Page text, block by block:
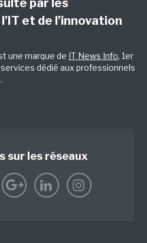
par les
et de l’innovation
une marque de IT News Info, 1er
dédié aux professionnels
sur les réseaux